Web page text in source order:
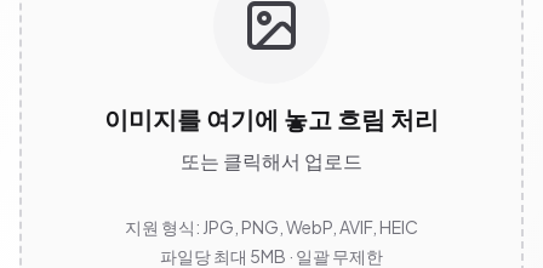
이미지를 여기에 놓고 흐림 처리
또는 클릭해서 업로드
지원 형식: JPG, PNG, WebP, AVIF, HEIC
파일당 최대 5MB · 일괄 무제한